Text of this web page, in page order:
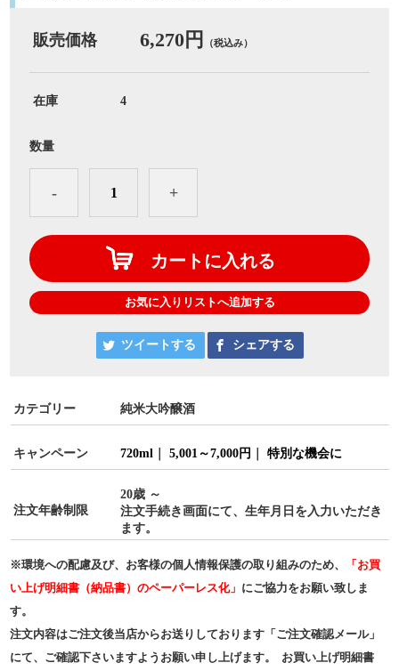
販売価格 6,270円 （税込み）
在庫 4
数量
- +
カートに入れる
お気に入りリストへ追加する
ツイートする シェアする
カテゴリー 純米大吟醸酒
キャンペーン 720ml 5,001～7,000円 特別な機会に
注文年齢制限
20歳 ～
注文手続き画面にて、生年月日を入力いただき
ます。
※環境への配慮及び、お客様の個人情報保護の取り組みのため、
「お買
い上げ明細書（納品書）のペーパーレス化」 にご協力をお願い致しま
す。
注文内容はご注文後当店からお送りしております「ご注文確認メール」
にて、ご確認下さいますようお願い申し上げます。 お買い上げ明細書